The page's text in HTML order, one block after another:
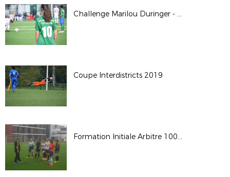
Challenge Marilou Duringer - 2019
Coupe Interdistricts 2019
Formation Initiale Arbitre 100% F - Octobre 2019